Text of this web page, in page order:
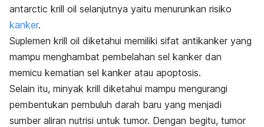
antarctic krill oil selanjutnya yaitu menurunkan risiko
kanker.
Suplemen krill oil diketahui memiliki sifat antikanker yang
mampu menghambat pembelahan sel kanker dan
memicu kematian sel kanker atau apoptosis.
Selain itu, minyak krill diketahui mampu mengurangi
pembentukan pembuluh darah baru yang menjadi
sumber aliran nutrisi untuk tumor. Dengan begitu, tumor